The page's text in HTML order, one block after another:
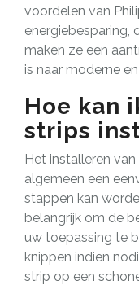
voordelen van
energiebesparing,
maken ze een
is naar moderne
Hoe kan
strips
Het installeren
algemeen een
stappen kan
belangrijk om de
uw toepassing te
knippen indien
strip op een